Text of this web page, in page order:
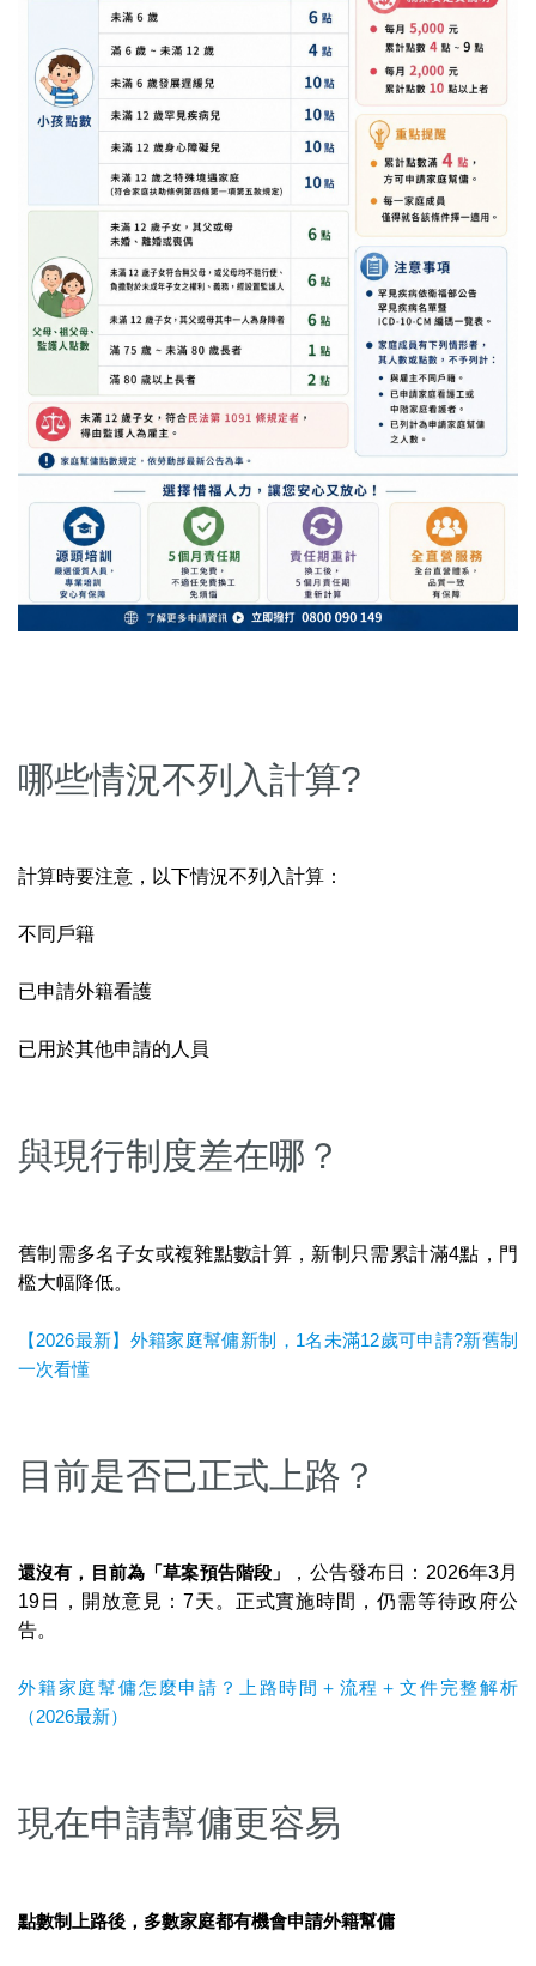
哪些情況不列入計算?
計算時要注意，以下情況不列入計算：
不同戶籍
已申請外籍看護
已用於其他申請的人員
與現行制度差在哪？
舊制需多名子女或複雜點數計算，新制只需累計滿4點，門
檻大幅降低。
【2026最新】外籍家庭幫傭新制，1名未滿12歲可申請?新舊制
一次看懂
目前是否已正式上路？
還沒有，目前為「草案預告階段」
，公告發布日：2026年3月
19日，開放意見：7天。正式實施時間，仍需等待政府公
告。
外籍家庭幫傭怎麼申請？上路時間＋流程＋文件完整解析
（2026最新）
現在申請幫傭更容易
點數制上路後，多數家庭都有機會申請外籍幫傭